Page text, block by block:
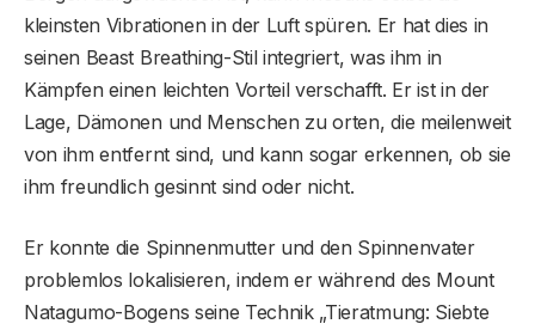
kleinsten Vibrationen in der Luft spüren. Er hat dies in
seinen Beast Breathing-Stil integriert, was ihm in
Kämpfen einen leichten Vorteil verschafft. Er ist in der
Lage, Dämonen und Menschen zu orten, die meilenweit
von ihm entfernt sind, und kann sogar erkennen, ob sie
ihm freundlich gesinnt sind oder nicht.
Er konnte die Spinnenmutter und den Spinnenvater
problemlos lokalisieren, indem er während des Mount
Natagumo-Bogens seine Technik „Tieratmung: Siebte